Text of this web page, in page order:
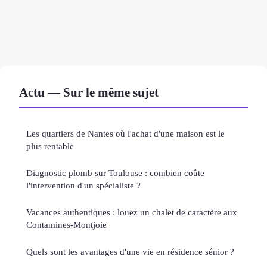
Actu — Sur le même sujet
Les quartiers de Nantes où l'achat d'une maison est le
plus rentable
Diagnostic plomb sur Toulouse : combien coûte
l'intervention d'un spécialiste ?
Vacances authentiques : louez un chalet de caractère aux
Contamines-Montjoie
Quels sont les avantages d'une vie en résidence sénior ?